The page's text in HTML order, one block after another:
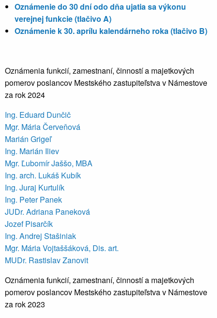
Oznámenie do 30 dní odo dňa ujatia sa výkonu
verejnej funkcie (tlačivo A)
Oznámenie k 30. aprílu kalendárneho roka (tlačivo B)
Oznámenia funkcií, zamestnaní, činností a majetkových
pomerov poslancov Mestského zastupiteľstva v Námestove
za rok 2024
Ing. Eduard Dunčič
Mgr. Mária Červeňová
Marián Grigeľ
Ing. Marián Iliev
Mgr. Ľubomír Jaššo, MBA
Ing. arch. Lukáš Kubík
Ing. Juraj Kurtulík
Ing. Peter Panek
JUDr. Adriana Paneková
Jozef Pisarčík
Ing. Andrej Stašiniak
Mgr. Mária Vojtaššáková, Dis. art.
MUDr. Rastislav Zanovit
Oznámenia funkcií, zamestnaní, činností a majetkových
pomerov poslancov Mestského zastupiteľstva v Námestove
za rok 2023